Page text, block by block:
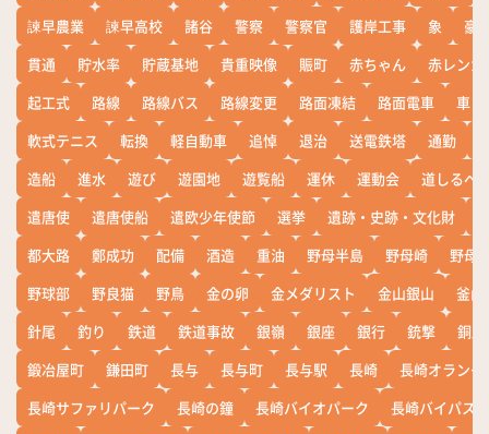
諫早農業
諫早高校 諸谷 警察 警察官 護岸工事 象
豪
貫通
貯水率 貯蔵基地 貴重映像 賑町 赤ちゃん
赤レンガ
起工式
路線 路線バス 路線変更 路面凍結 路面電車
車
軟式テニス
転換 軽自動車 追悼 退治 送電鉄塔 通勤
造船
進水 遊び 遊園地 遊覧船 運休 運動会
道しるべ
遣唐使
遣唐使船 遣欧少年使節 選挙 遺跡・史跡・文化財
都大路
鄭成功 配備 酒造 重油 野母半島 野母崎
野母
野球部
野良猫 野鳥 金の卵 金メダリスト 金山銀山
釜山
針尾
釣り 鉄道 鉄道事故 銀嶺 銀座 銀行 銃撃
銅座
鍛冶屋町
鎌田町 長与 長与町 長与駅 長崎
長崎オランダ
長崎サファリパーク
長崎の鐘 長崎バイオパーク
長崎バイパス